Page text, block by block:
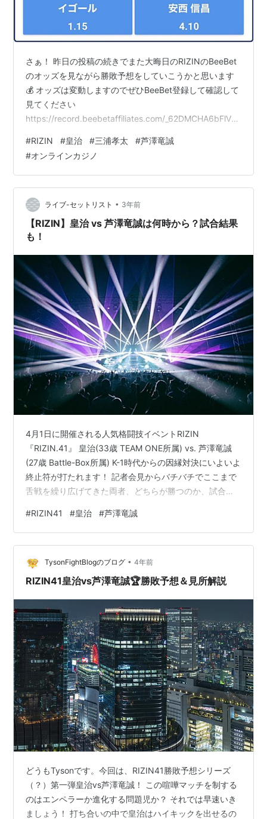
さぁ！ 昨日の投稿の続きでまた大晦日のRIZINのBeeBet
のオッズを見ながら勝敗予想をしていこうかと思います
💰 オッズは変動しますのでぜひBeeBet登録して確認して
見てください
https://record.beebetaffiliates.com/_62DMCHA6bFlVD
ABEMA TVを登録すれば観戦できます 無料トライアル実
施中！＜U-NEXT＞ ABEMAの公式サイトはこちらから で
はまずこの試合から イゴールタナベVS安西信昌 勝利予
想はオッズ通りでイゴールで！ イゴールの寝技の強さは
サトシソーザくら…
#RIZIN #皇治 #三浦孝太 #芦澤竜誠
#オンラインカジノ
ライブ-セットリスト • 3年前
【RIZIN】皇治 vs 芦澤竜誠は何時から？試合結果
も！
4月1日に開催される人気格闘技イベントRIZIN
『RIZIN.41』 皇治(33歳 TEAM ONE所属) vs. 芦澤竜誠
(27歳 Battle-Box所属) K-1時代からの因縁対決にいよいよ
終止符が打たれます！ 記者会見からバチバチでここまで
舌戦を繰り広げてきた両者、どちらが勝つのか、試合後
を何を語るのかそれも含め楽しみな1戦ですね！！ 【スポ
ンサーリンク】 今大会も地上波での放送は無く
「ABEMA」、「RIZIN LIVE」等、各配信プラットフォー
ム(有料)での生中継になります。 RIZIN.41 大会日程▼・
試合日時：2023年4月…
#RIZIN41 #皇治 #芦澤竜誠
TysonFightBlogのブログ • 4年前
RIZIN41皇治vs芦澤竜誠🏆勝敗予想＆見所解説
どうもTysonです。今回は、RIZIN41勝敗予想シリーズ
（？）第一弾皇治vs芦澤竜誠！ この喧嘩マッチを制する
のはエンペラーか進化する問題児か？ それでは早速いき
ましょう！ 打ち合いの中で皇治はハイキックを出せるの